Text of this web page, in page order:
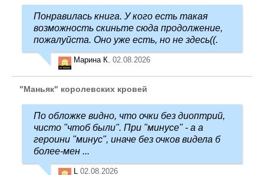
Понравилась книга. У кого есть такая
возможность скиньте сюда продолжение,
пожалуйста. Оно уже есть, но не здесь((.
Марина К. 02.08.2026
"Маньяк" королевских кровей
По обложке видно, что очки без диоптрий,
чисто "чтоб были". При "минусе" - а а
героини "минус", иначе без очков видела б
более-мен ...
L 02.08.2026